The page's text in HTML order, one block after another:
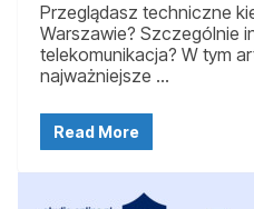
Przeglądasz techniczne
Warszawie? Szczególnie
telekomunikacja? W tym
najważniejsze …
Read More